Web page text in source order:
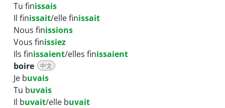
Tu finissais
Il finissait/elle finissait
Nous finissions
Vous finissiez
Ils finissaient/elles finissaient
boire
中文
Je buvais
Tu buvais
Il buvait/elle buvait